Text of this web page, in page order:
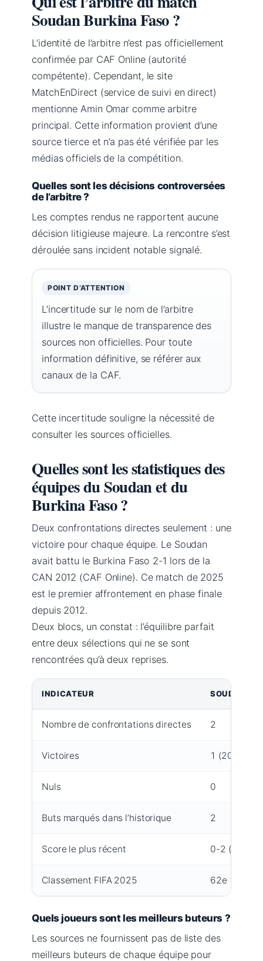
Soudan Burkina Faso ?
L’identité de l’arbitre n’est pas officiellement
confirmée par CAF Online (autorité
compétente). Cependant, le site
MatchEnDirect (service de suivi en direct)
mentionne Amin Omar comme arbitre
principal. Cette information provient d’une
source tierce et n’a pas été vérifiée par les
médias officiels de la compétition.
Quelles sont les décisions controversées
de l’arbitre ?
Les comptes rendus ne rapportent aucune
décision litigieuse majeure. La rencontre s’est
déroulée sans incident notable signalé.
POINT D’ATTENTION
L’incertitude sur le nom de l’arbitre
illustre le manque de transparence des
sources non officielles. Pour toute
information définitive, se référer aux
canaux de la CAF.
Cette incertitude souligne la nécessité de
consulter les sources officielles.
Quelles sont les statistiques des
équipes du Soudan et du
Burkina Faso ?
Deux confrontations directes seulement : une
victoire pour chaque équipe. Le Soudan
avait battu le Burkina Faso 2-1 lors de la
CAN 2012 (CAF Online). Ce match de 2025
est le premier affrontement en phase finale
depuis 2012.
Deux blocs, un constat : l’équilibre parfait
entre deux sélections qui ne se sont
rencontrées qu’à deux reprises.
INDICATEUR SOUDAN
Nombre de confrontations directes 2
Victoires 1 (2012)
Nuls 0
Buts marqués dans l’historique 2
Score le plus récent 0-2 (2025)
Classement FIFA 2025 62e
Quels joueurs sont les meilleurs buteurs ?
Les sources ne fournissent pas de liste des
meilleurs buteurs de chaque équipe pour